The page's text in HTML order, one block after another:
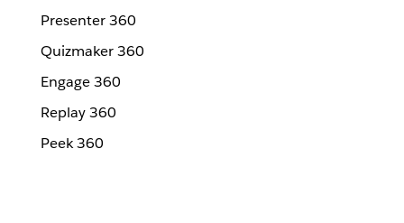
Presenter 360
Quizmaker 360
Engage 360
Replay 360
Peek 360